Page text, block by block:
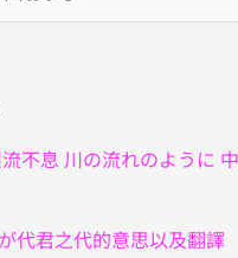
不息 川の流れのように
代君之代的意思以及翻譯